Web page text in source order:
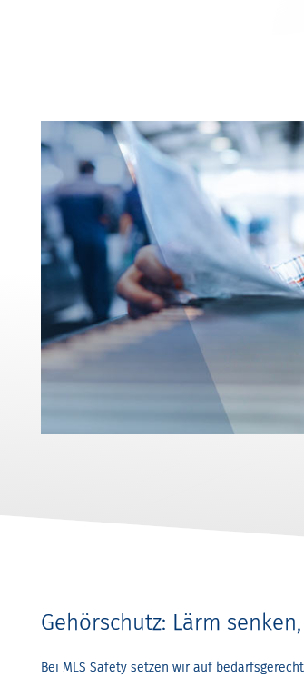
Gehörschutz: Lärm
Bei MLS Safety setzen wir auf